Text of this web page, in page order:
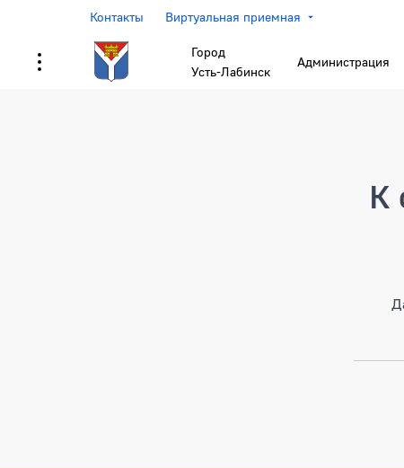
Контакты Виртуальная приемная
Город
Усть-Лабинск
Администрация
К